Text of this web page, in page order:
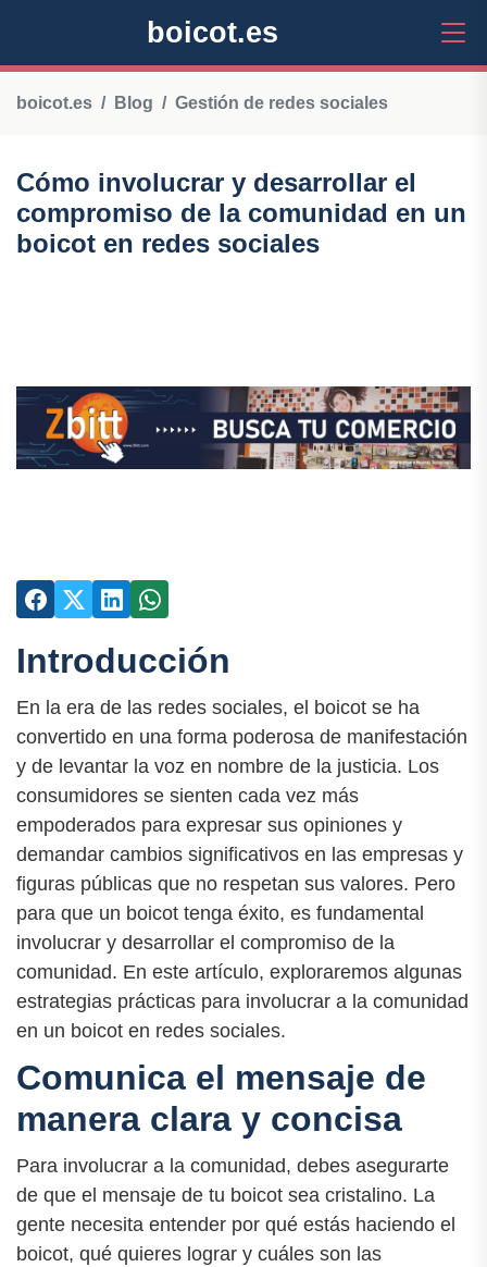
boicot.es
boicot.es Blog Gestión de redes sociales
Cómo involucrar y desarrollar el
compromiso de la comunidad en un
boicot en redes sociales
Introducción
En la era de las redes sociales, el boicot se ha
convertido en una forma poderosa de manifestación
y de levantar la voz en nombre de la justicia. Los
consumidores se sienten cada vez más
empoderados para expresar sus opiniones y
demandar cambios significativos en las empresas y
figuras públicas que no respetan sus valores. Pero
para que un boicot tenga éxito, es fundamental
involucrar y desarrollar el compromiso de la
comunidad. En este artículo, exploraremos algunas
estrategias prácticas para involucrar a la comunidad
en un boicot en redes sociales.
Comunica el mensaje de
manera clara y concisa
Para involucrar a la comunidad, debes asegurarte
de que el mensaje de tu boicot sea cristalino. La
gente necesita entender por qué estás haciendo el
boicot, qué quieres lograr y cuáles son las